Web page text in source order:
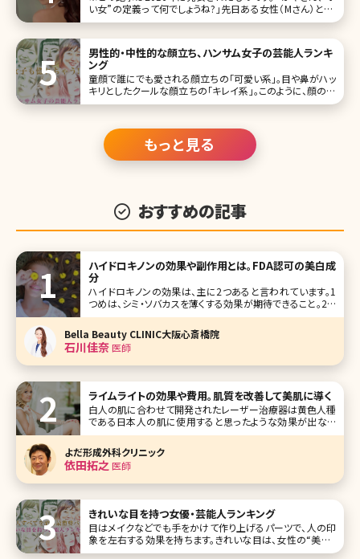
い女”の定義って何でしょうね?」――先日ある女性（Mさん）と、こ
んな話題で盛り上がった。彼女はアラサー、とっても可愛らし
男性的・中性的な顔立ち、ハンサム女子の芸能人ランキ
ング
童顔で誰にでも愛される顔立ちの「可愛い系」。目や鼻がハッ
キリとしたクールな顔立ちの「キレイ系」。このように、顔の作
りはさまざまな系統に分かれます。女性なら「可愛い系」の顔
顔立ちの「男前・ハンサム女子」に人気が集まっています。 そ
こで、鼻筋
もっと見る
おすすめの記事
ハイドロキノンの効果や副作用とは。FDA認可の美白成
分
ハイドロキノンの効果は、主に2つあると言われています。1
つめは、シミ・ソバカスを薄くする効果が期待できること。2つ
めは、シミ・ソバカスの原因となるメラニン色素の合成を抑え
る働きがあることです。これら2つの効果について詳しく説明
するために、ま
Bella Beauty CLINIC大阪心斎橋院
石川佳奈医師
ライムライトの効果や費用。肌質を改善して美肌に導く
白人の肌に合わせて開発されたレーザー治療器は黄色人種
である日本人の肌に使用すると思ったような効果が出ない
ことがありました。ライムライトは日本人の医師の協力の元、
開発された光治療器です。 これまでレーザーや光治療器で
は効果が弱かった
よだ形成外科クリニック
依田拓之医師
きれいな目を持つ女優・芸能人ランキング
目はメイクなどでも手をかけて作り上げるパーツで、人の印
象を左右する効果を持ちます。きれいな目は、女性の“美人・
かわいい”を実現させ、またその人ならではの特徴（キャラク